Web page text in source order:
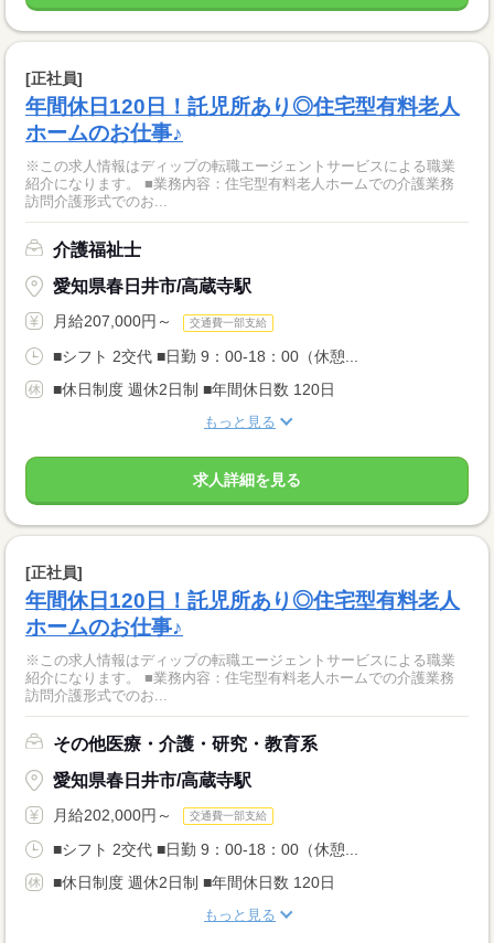
[正社員]
年間休日120日！託児所あり◎住宅型有料老人
ホームのお仕事♪
※この求人情報はディップの転職エージェントサービスによる職業
紹介になります。 ■業務内容：住宅型有料老人ホームでの介護業務
訪問介護形式でのお...
介護福祉士
愛知県春日井市/高蔵寺駅
月給207,000円～ 交通費一部支給
■シフト 2交代 ■日勤 9：00-18：00（休憩...
■休日制度 週休2日制 ■年間休日数 120日
もっと見る
求人詳細を見る
[正社員]
年間休日120日！託児所あり◎住宅型有料老人
ホームのお仕事♪
※この求人情報はディップの転職エージェントサービスによる職業
紹介になります。 ■業務内容：住宅型有料老人ホームでの介護業務
訪問介護形式でのお...
その他医療・介護・研究・教育系
愛知県春日井市/高蔵寺駅
月給202,000円～ 交通費一部支給
■シフト 2交代 ■日勤 9：00-18：00（休憩...
■休日制度 週休2日制 ■年間休日数 120日
もっと見る